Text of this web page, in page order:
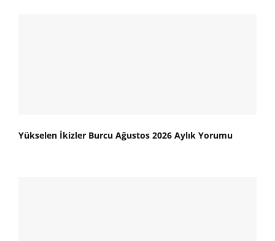
Yükselen İkizler Burcu Ağustos 2026 Aylık Yorumu